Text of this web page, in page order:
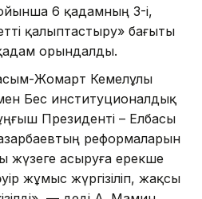
6 қадамның 3-і,
қалыптастыру» бағыты
орындалды.
Жомарт Кемелұлы
Бес институционалдық
Президенті – Елбасы
реформаларын
жүзеге асыруға ерекше
жұмыс жүргізіліп, жақсы